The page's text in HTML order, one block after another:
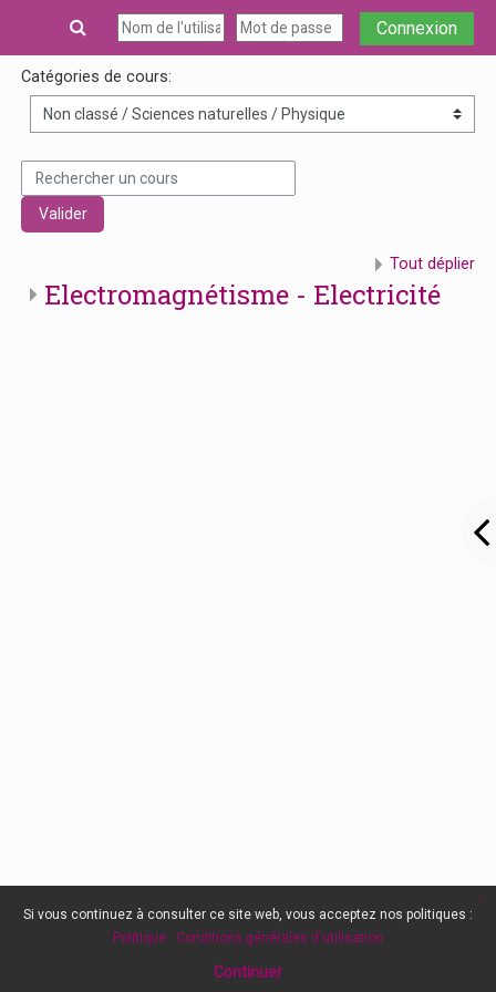
Connexion
Catégories de cours:
Rechercher un cours
Valider
Tout déplier
Electromagnétisme - Electricité
Si vous continuez à consulter ce site web, vous acceptez nos politiques :
Politique : Conditions générales d'utilisation
Continuer